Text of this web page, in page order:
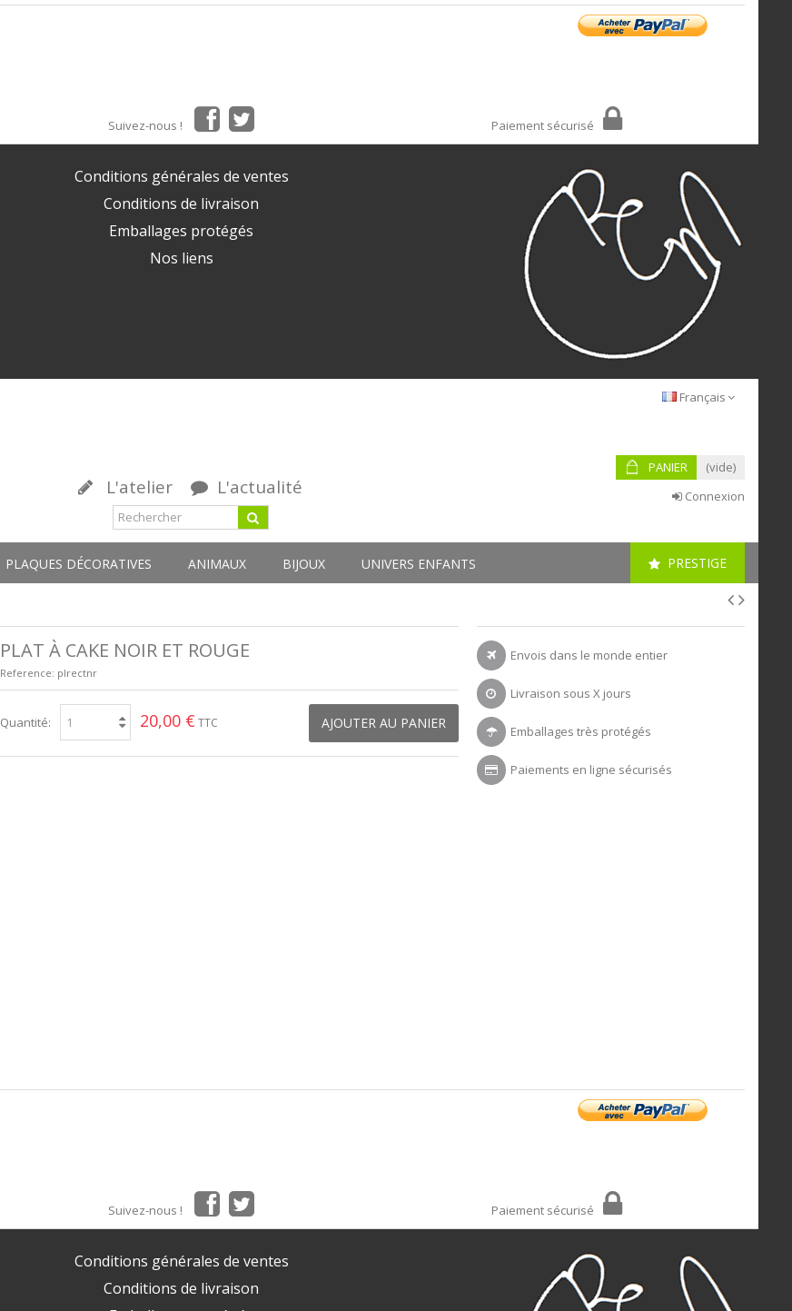
Suivez-nous ! Paiement sécurisé
Conditions générales de ventes
Conditions de livraison
Emballages protégés
Nos liens
Français
PANIER (vide)
L'atelier L'actualité Connexion
PLAQUES DÉCORATIVES ANIMAUX BIJOUX UNIVERS ENFANTS PRESTIGE
PLAT À CAKE NOIR ET ROUGE
Reference: plrectnr
AJOUTER AU PANIER
Quantité: 20,00 € TTC
Envois dans le monde entier
Livraison sous X jours
Emballages très protégés
Paiements en ligne sécurisés
Suivez-nous ! Paiement sécurisé
Conditions générales de ventes
Conditions de livraison